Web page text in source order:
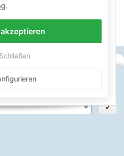
und Artikel für deinen
✔
.
Schließen